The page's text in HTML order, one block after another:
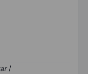
/